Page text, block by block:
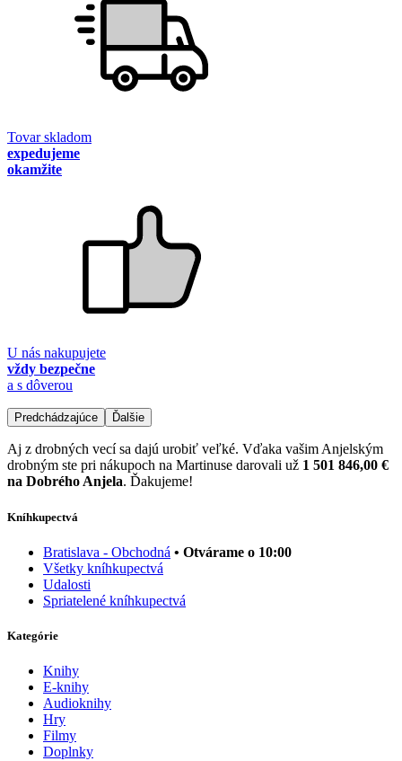
Tovar skladom
expedujeme
okamžite
U nás nakupujete
vždy bezpečne
a s dôverou
Predchádzajúce Ďalšie
Aj z drobných vecí sa dajú urobiť veľké. Vďaka vašim Anjelským
drobným ste pri nákupoch na Martinuse darovali už 1 501 846,00 €
na Dobrého Anjela. Ďakujeme!
Kníhkupectvá
Bratislava - Obchodná • Otvárame o 10:00
Všetky kníhkupectvá
Udalosti
Spriatelené kníhkupectvá
Kategórie
Knihy
E-knihy
Audioknihy
Hry
Filmy
Doplnky